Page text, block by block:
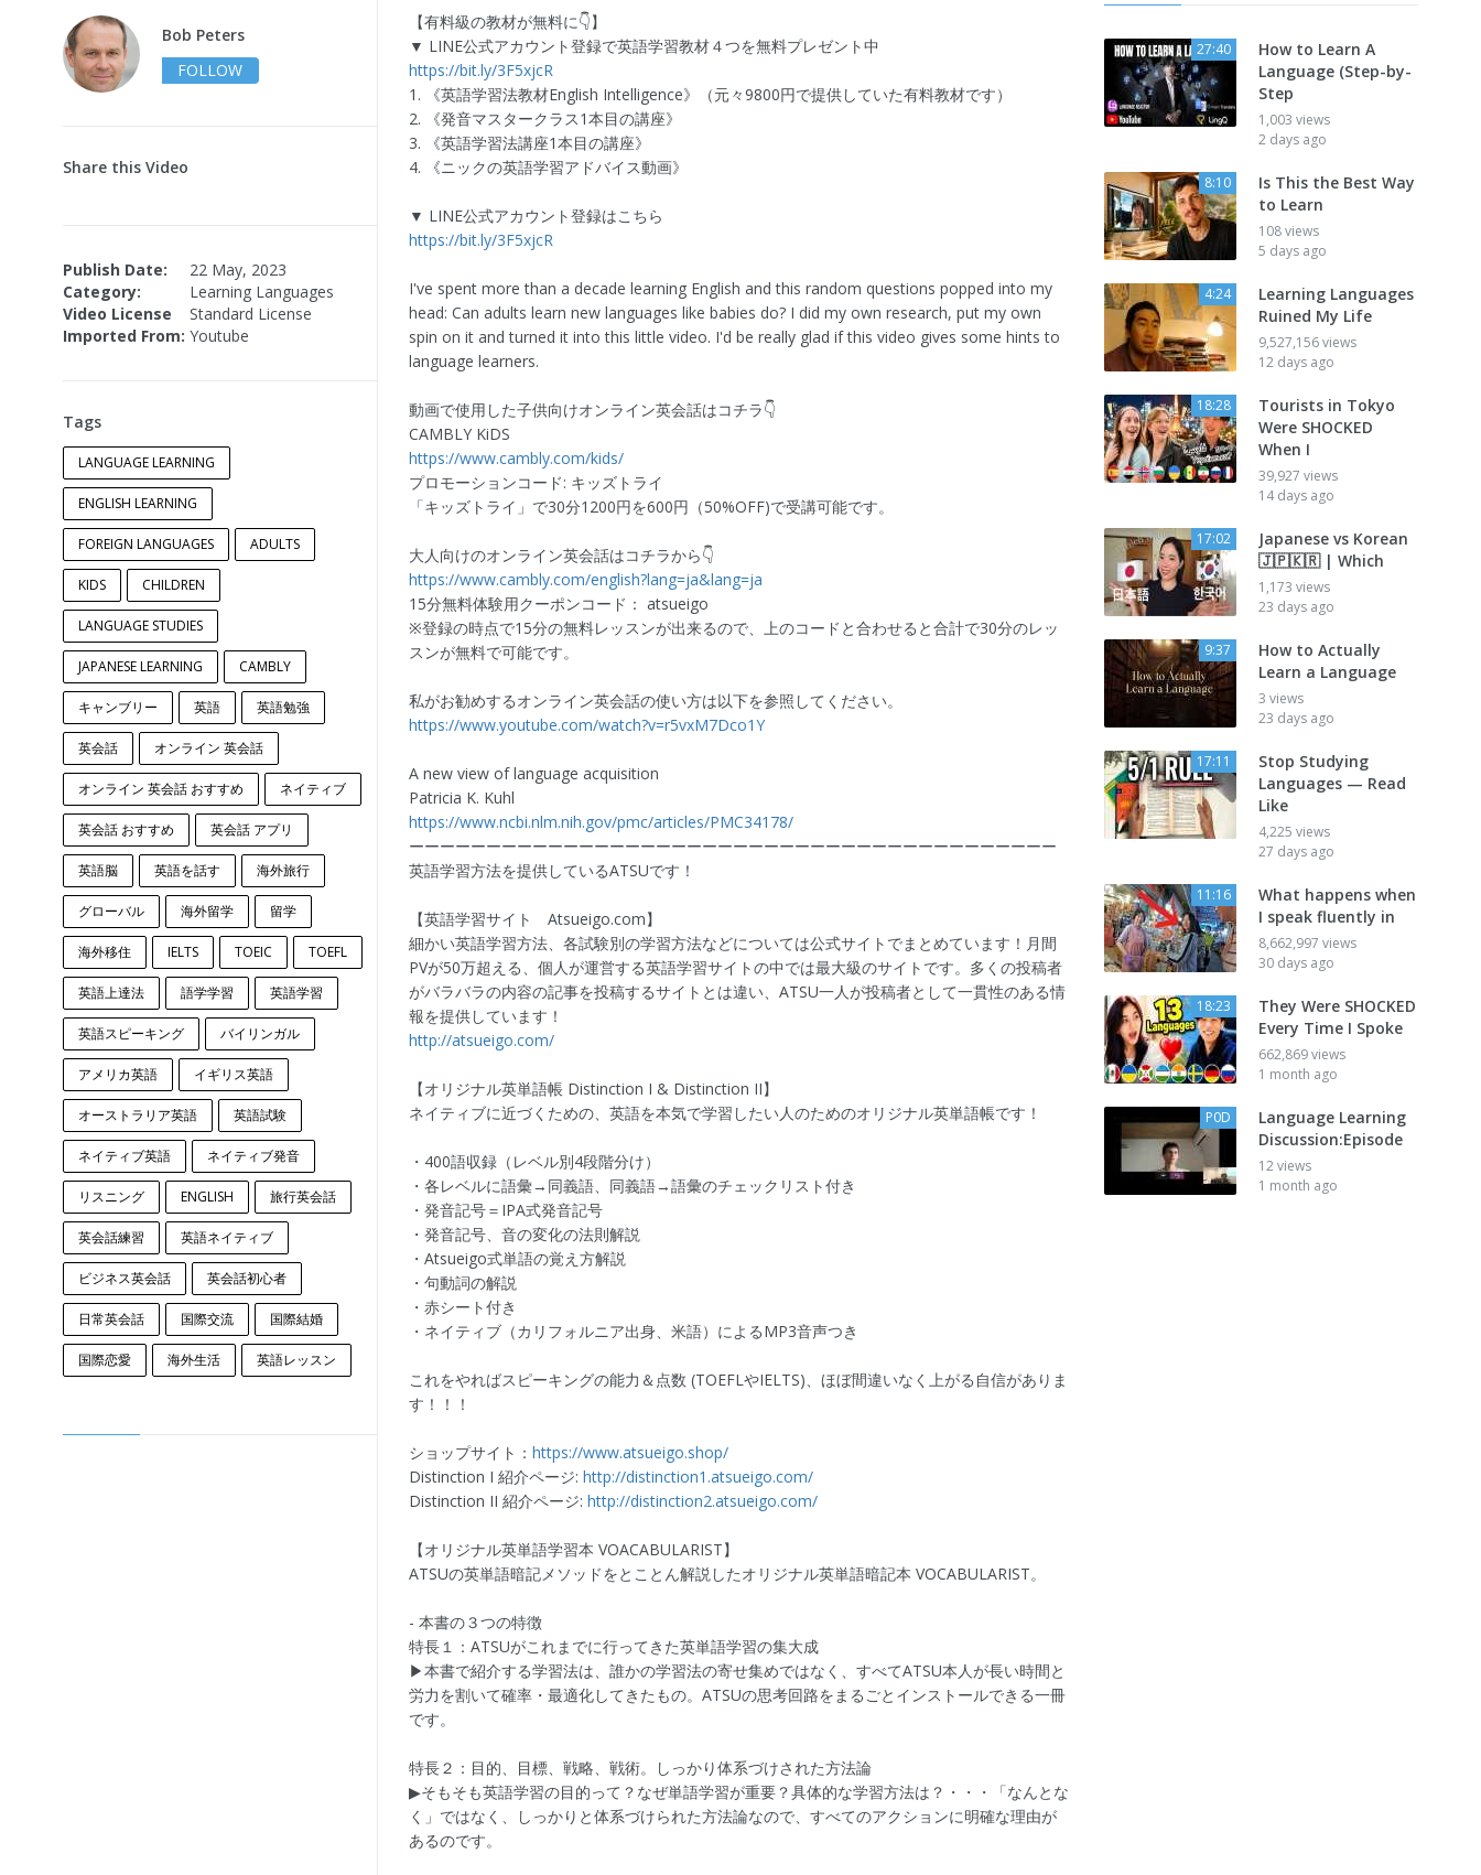
Bob Peters
FOLLOW
Share this Video
Publish Date:
22 May, 2023
Category:
Learning Languages
Video License
Standard License
Imported From: Youtube
Tags
LANGUAGE LEARNING
ENGLISH LEARNING
FOREIGN LANGUAGES ADULTS
KIDS CHILDREN
LANGUAGE STUDIES
JAPANESE LEARNING CAMBLY
キャンブリー 英語 英語勉強
英会話 オンライン 英会話
オンライン 英会話 おすすめ ネイティブ
英会話 おすすめ 英会話 アプリ
英語脳 英語を話す 海外旅行
グローバル 海外留学 留学
海外移住 IELTS TOEIC TOEFL
英語上達法 語学学習 英語学習
英語スピーキング バイリンガル
アメリカ英語 イギリス英語
オーストラリア英語 英語試験
ネイティブ英語 ネイティブ発音
リスニング ENGLISH 旅行英会話
英会話練習 英語ネイティブ
ビジネス英会話 英会話初心者
日常英会話 国際交流 国際結婚
国際恋愛 海外生活 英語レッスン
【有料級の教材が無料に👇】
▼ LINE公式アカウント登録で英語学習教材４つを無料プレゼント中
https://bit.ly/3F5xjcR
1. 《英語学習法教材English Intelligence》（元々9800円で提供していた有料教材です）
2. 《発音マスタークラス1本目の講座》
3. 《英語学習法講座1本目の講座》
4. 《ニックの英語学習アドバイス動画》
▼ LINE公式アカウント登録はこちら
https://bit.ly/3F5xjcR
I've spent more than a decade learning English and this random questions popped into my
head: Can adults learn new languages like babies do? I did my own research, put my own
spin on it and turned it into this little video. I'd be really glad if this video gives some hints to
language learners.
動画で使用した子供向けオンライン英会話はコチラ👇
CAMBLY KiDS
https://www.cambly.com/kids/
プロモーションコード: キッズトライ
「キッズトライ」で30分1200円を600円（50%OFF)で受講可能です。
大人向けのオンライン英会話はコチラから👇
https://www.cambly.com/english?lang=ja&lang=ja
15分無料体験用クーポンコード： atsueigo
※登録の時点で15分の無料レッスンが出来るので、上のコードと合わせると合計で30分のレッ
スンが無料で可能です。
私がお勧めするオンライン英会話の使い方は以下を参照してください。
https://www.youtube.com/watch?v=r5vxM7Dco1Y
A new view of language acquisition
Patricia K. Kuhl
https://www.ncbi.nlm.nih.gov/pmc/articles/PMC34178/
ーーーーーーーーーーーーーーーーーーーーーーーーーーーーーーーーーーーーーーーーーー
英語学習方法を提供しているATSUです！
【英語学習サイト Atsueigo.com】
細かい英語学習方法、各試験別の学習方法などについては公式サイトでまとめています！月間
PVが50万超える、個人が運営する英語学習サイトの中では最大級のサイトです。多くの投稿者
がバラバラの内容の記事を投稿するサイトとは違い、ATSU一人が投稿者として一貫性のある情
報を提供しています！
http://atsueigo.com/
【オリジナル英単語帳 Distinction I & Distinction II】
ネイティブに近づくための、英語を本気で学習したい人のためのオリジナル英単語帳です！
・400語収録（レベル別4段階分け）
・各レベルに語彙→同義語、同義語→語彙のチェックリスト付き
・発音記号＝IPA式発音記号
・発音記号、音の変化の法則解説
・Atsueigo式単語の覚え方解説
・句動詞の解説
・赤シート付き
・ネイティブ（カリフォルニア出身、米語）によるMP3音声つき
これをやればスピーキングの能力＆点数 (TOEFLやIELTS)、ほぼ間違いなく上がる自信がありま
す！！！
ショップサイト： https://www.atsueigo.shop/
Distinction I 紹介ページ: http://distinction1.atsueigo.com/
Distinction II 紹介ページ: http://distinction2.atsueigo.com/
【オリジナル英単語学習本 VOACABULARIST】
ATSUの英単語暗記メソッドをとことん解説したオリジナル英単語暗記本 VOCABULARIST。
- 本書の３つの特徴
特長１：ATSUがこれまでに行ってきた英単語学習の集大成
▶本書で紹介する学習法は、誰かの学習法の寄せ集めではなく、すべてATSU本人が長い時間と
労力を割いて確率・最適化してきたもの。ATSUの思考回路をまるごとインストールできる一冊
です。
特長２：目的、目標、戦略、戦術。しっかり体系づけされた方法論
▶そもそも英語学習の目的って？なぜ単語学習が重要？具体的な学習方法は？・・・「なんとな
く」ではなく、しっかりと体系づけられた方法論なので、すべてのアクションに明確な理由が
あるのです。
27:40
How to Learn A
Language (Step-by-
Step
1,003 views
2 days ago
8:10
Is This the Best Way
to Learn
108 views
5 days ago
4:24
Learning Languages
Ruined My Life
9,527,156 views
12 days ago
18:28
Tourists in Tokyo
Were SHOCKED
When I
39,927 views
14 days ago
17:02
Japanese vs Korean
🇯🇵🇰🇷 | Which
1,173 views
23 days ago
9:37
How to Actually
Learn a Language
3 views
23 days ago
17:11
Stop Studying
Languages — Read
Like
4,225 views
27 days ago
11:16
What happens when
I speak fluently in
8,662,997 views
30 days ago
18:23
They Were SHOCKED
Every Time I Spoke
662,869 views
1 month ago
P0D
Language Learning
Discussion:Episode
12 views
1 month ago